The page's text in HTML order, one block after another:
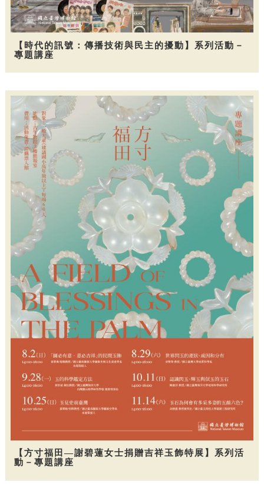
【時代的訊號：傳播技術與民主的擾動】系列活動－
專題講座
【方寸福田—謝碧蓮女士捐贈吉祥玉飾特展】系列活
動－專題講座